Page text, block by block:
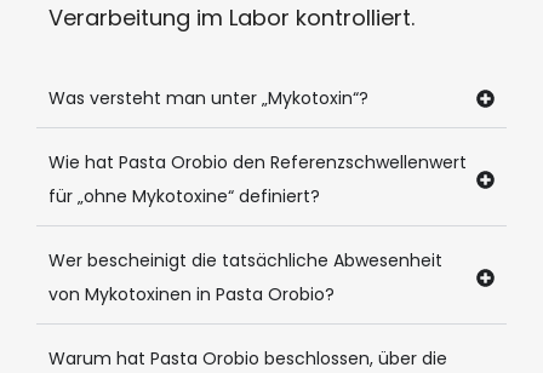
Verarbeitung im Labor kontrolliert.
Was versteht man unter „Mykotoxin“?
Wie hat Pasta Orobio den Referenzschwellenwert
für „ohne Mykotoxine“ definiert?
Wer bescheinigt die tatsächliche Abwesenheit
von Mykotoxinen in Pasta Orobio?
Warum hat Pasta Orobio beschlossen, über die